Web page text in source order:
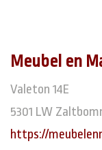
Meubel en
Valeton 14E
5301 LW
https://